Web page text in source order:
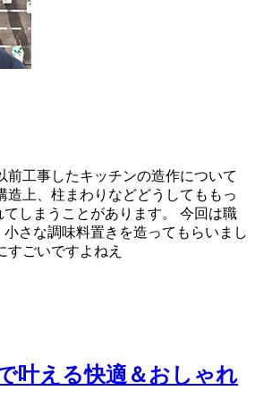
前工事したキッチンの造作について
造上、柱まわりなどどうしてももっ
しまうことがあります。 今回は職
さな調味料置きを造ってもらいまし
すごいですよねえ
叶える快適＆おしゃれ